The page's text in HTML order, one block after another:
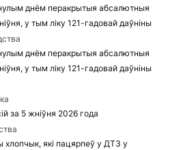
днём перакрытыя абсалютныя
у тым ліку 121-гадовай даўніны
днём перакрытыя абсалютныя
у тым ліку 121-гадовай даўніны
за 5 жніўня 2026 года
які пацярпеў у ДТЗ у